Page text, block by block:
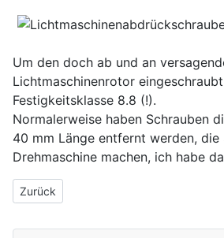
Um den doch ab und an
Lichtmaschinenrotor
Festigkeitsklasse 8.8 (!).
Normalerweise haben Schrauben
40 mm Länge entfernt werden,
Drehmaschine machen, ich habe
Vorheriger Beitrag: Abzieher für den
Zurück